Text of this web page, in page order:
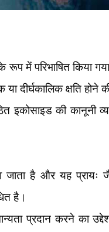
में परिभाषित किया
दीर्घकालिक क्षति होने
इकोसाइड की कानूनी
है और यह प्रायः
है।
प्रदान करने का